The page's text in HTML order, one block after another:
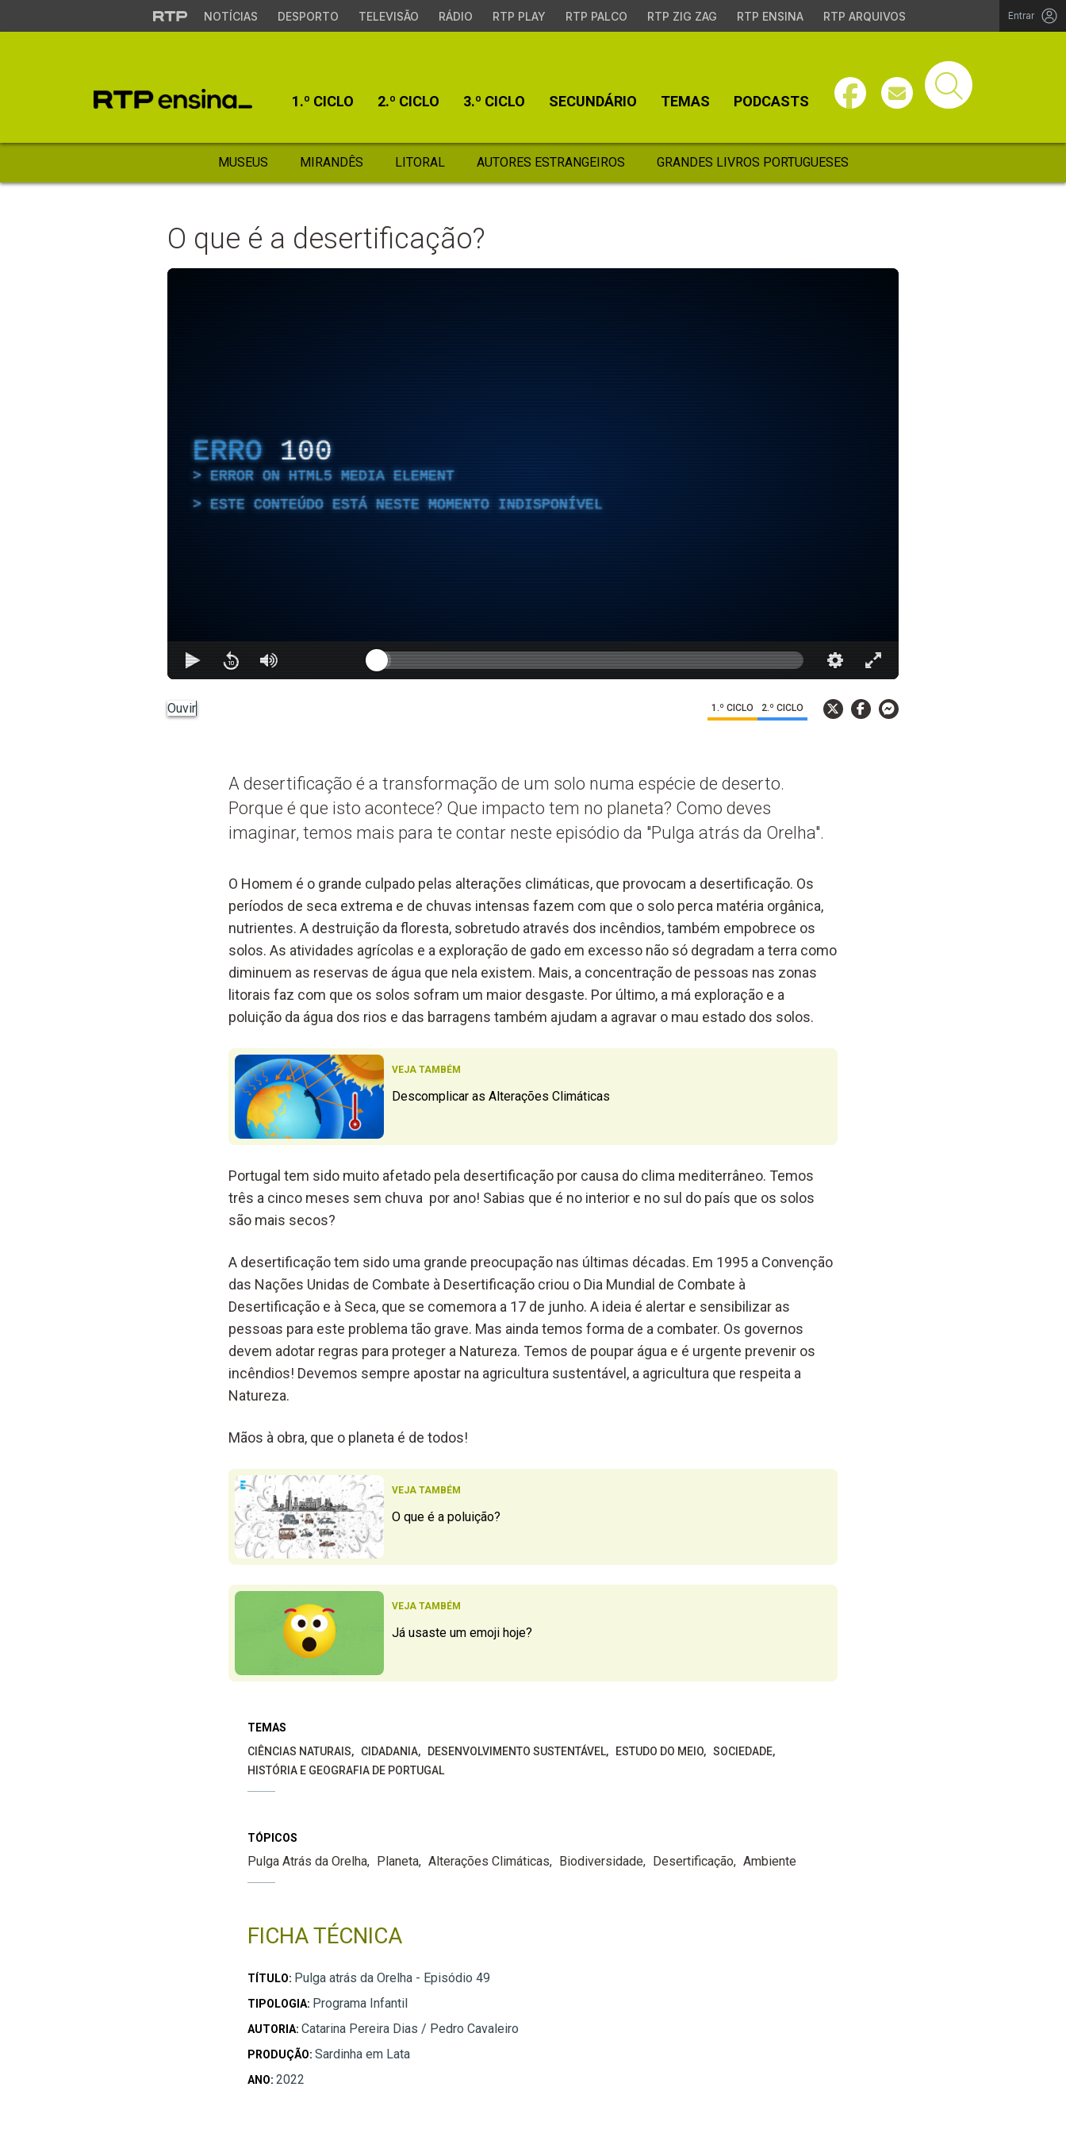
NOTÍCIAS DESPORTO TELEVISÃO RÁDIO RTP PLAY RTP PALCO RTP ZIG ZAG RTP ENSINA RTP ARQUIVOS Entrar
1.º CICLO 2.º CICLO 3.º CICLO SECUNDÁRIO TEMAS PODCASTS
MUSEUS MIRANDÊS LITORAL AUTORES ESTRANGEIROS GRANDES LIVROS PORTUGUESES
O que é a desertificação?
ERRO 100
ERROR ON HTML5 MEDIA ELEMENT
ESTE CONTEÚDO ESTÁ NESTE MOMENTO INDISPONÍVEL
Ouvir 1.º CICLO 2.º CICLO
A desertificação é a transformação de um solo numa espécie de deserto.
Porque é que isto acontece? Que impacto tem no planeta? Como deves
imaginar, temos mais para te contar neste episódio da "Pulga atrás da Orelha".
O Homem é o grande culpado pelas alterações climáticas, que provocam a desertificação. Os
períodos de seca extrema e de chuvas intensas fazem com que o solo perca matéria orgânica,
nutrientes. A destruição da floresta, sobretudo através dos incêndios, também empobrece os
solos. As atividades agrícolas e a exploração de gado em excesso não só degradam a terra como
diminuem as reservas de água que nela existem. Mais, a concentração de pessoas nas zonas
litorais faz com que os solos sofram um maior desgaste. Por último, a má exploração e a
poluição da água dos rios e das barragens também ajudam a agravar o mau estado dos solos.
VEJA TAMBÉM
Descomplicar as Alterações Climáticas
Portugal tem sido muito afetado pela desertificação por causa do clima mediterrâneo. Temos
três a cinco meses sem chuva por ano! Sabias que é no interior e no sul do país que os solos
são mais secos?
A desertificação tem sido uma grande preocupação nas últimas décadas. Em 1995 a Convenção
das Nações Unidas de Combate à Desertificação criou o Dia Mundial de Combate à
Desertificação e à Seca, que se comemora a 17 de junho. A ideia é alertar e sensibilizar as
pessoas para este problema tão grave. Mas ainda temos forma de a combater. Os governos
devem adotar regras para proteger a Natureza. Temos de poupar água e é urgente prevenir os
incêndios! Devemos sempre apostar na agricultura sustentável, a agricultura que respeita a
Natureza.
Mãos à obra, que o planeta é de todos!
VEJA TAMBÉM
O que é a poluição?
VEJA TAMBÉM
Já usaste um emoji hoje?
TEMAS
CIÊNCIAS NATURAIS
CIDADANIA DESENVOLVIMENTO SUSTENTÁVEL ESTUDO DO MEIO
SOCIEDADE
HISTÓRIA E GEOGRAFIA DE PORTUGAL
TÓPICOS
Pulga Atrás da Orelha Planeta Alterações Climáticas Biodiversidade Desertificação Ambiente
FICHA TÉCNICA
TÍTULO: Pulga atrás da Orelha - Episódio 49
TIPOLOGIA: Programa Infantil
AUTORIA: Catarina Pereira Dias / Pedro Cavaleiro
PRODUÇÃO: Sardinha em Lata
ANO: 2022